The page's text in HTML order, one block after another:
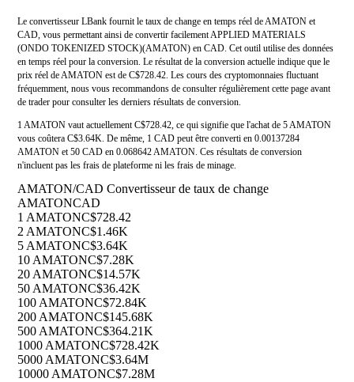
Le convertisseur LBank fournit le taux de change en temps réel de AMATON et
CAD, vous permettant ainsi de convertir facilement APPLIED MATERIALS
(ONDO TOKENIZED STOCK)(AMATON) en CAD. Cet outil utilise des données
en temps réel pour la conversion. Le résultat de la conversion actuelle indique que le
prix réel de AMATON est de C$728.42. Les cours des cryptomonnaies fluctuant
fréquemment, nous vous recommandons de consulter régulièrement cette page avant
de trader pour consulter les derniers résultats de conversion.
1 AMATON vaut actuellement C$728.42, ce qui signifie que l'achat de 5 AMATON
vous coûtera C$3.64K. De même, 1 CAD peut être converti en 0.00137284
AMATON et 50 CAD en 0.068642 AMATON. Ces résultats de conversion
n'incluent pas les frais de plateforme ni les frais de minage.
AMATON/CAD Convertisseur de taux de change
AMATONCAD
1 AMATONC$728.42
2 AMATONC$1.46K
5 AMATONC$3.64K
10 AMATONC$7.28K
20 AMATONC$14.57K
50 AMATONC$36.42K
100 AMATONC$72.84K
200 AMATONC$145.68K
500 AMATONC$364.21K
1000 AMATONC$728.42K
5000 AMATONC$3.64M
10000 AMATONC$7.28M